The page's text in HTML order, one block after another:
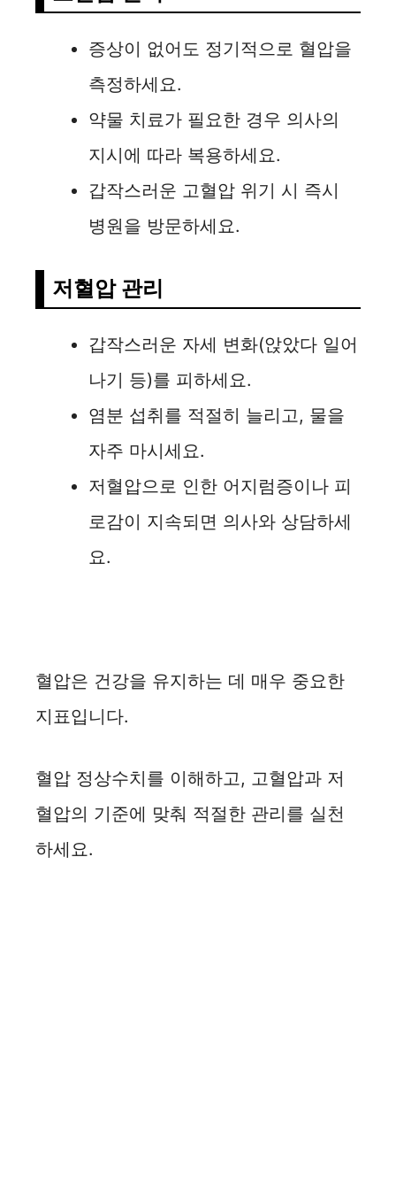
증상이 없어도 정기적으로 혈압을
측정하세요.
약물 치료가 필요한 경우 의사의
지시에 따라 복용하세요.
갑작스러운 고혈압 위기 시 즉시
병원을 방문하세요.
저혈압 관리
갑작스러운 자세 변화(앉았다 일어
나기 등)를 피하세요.
염분 섭취를 적절히 늘리고, 물을
자주 마시세요.
저혈압으로 인한 어지럼증이나 피
로감이 지속되면 의사와 상담하세
요.
혈압은 건강을 유지하는 데 매우 중요한
지표입니다.
혈압 정상수치를 이해하고, 고혈압과 저
혈압의 기준에 맞춰 적절한 관리를 실천
하세요.